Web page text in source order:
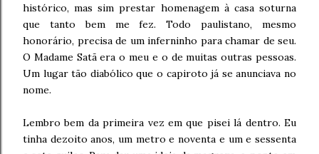
histórico, mas sim prestar homenagem à casa soturna
que tanto bem me fez. Todo paulistano, mesmo
honorário, precisa de um inferninho para chamar de seu.
O Madame Satã era o meu e o de muitas outras pessoas.
Um lugar tão diabólico que o capiroto já se anunciava no
nome.
Lembro bem da primeira vez em que pisei lá dentro. Eu
tinha dezoito anos, um metro e noventa e um e sessenta